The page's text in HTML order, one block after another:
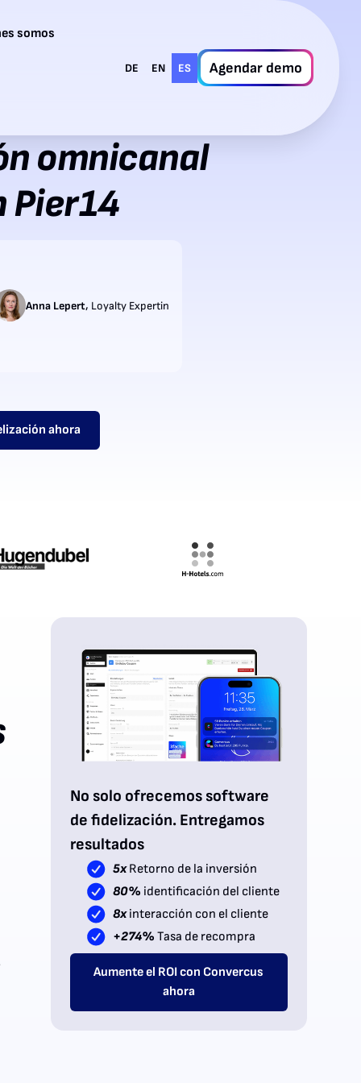
somos
DE EN ES Agendar demo
omnicanal
Pier14
Anna Lepert, Loyalty Expertin
ahora
No solo ofrecemos software
de fidelización. Entregamos
resultados
5xRetorno de la inversión
80% identificación del cliente
8xinteracción con el cliente
+274%Tasa de recompra
Aumente el ROI con Convercus
ahora